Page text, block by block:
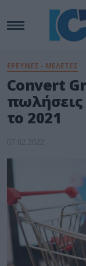
ΕΡΕΥΝΕΣ - ΜΕΛΕΤΕΣ
Convert
το 2021
07.02.2022